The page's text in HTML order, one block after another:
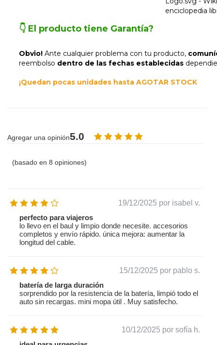
👇 El producto tiene Garantía?
Obvio! Ante cualquier problema con tu producto,
reembolso dentro de las fechas establecidas
¡Quedan pocas unidades hasta AGOTAR STOCK
Agregar una opinión5.0
(basado en 8 opiniones)
19/12/2025 por isabel v.
perfecto para viajeros
lo llevo en el baul y limpio donde necesite. accesorios
completos y envío rápido. única mejora: aumentar la
longitud del cable.
15/12/2025 por pablo s.
batería de larga duración
sorprendido por la resistencia de la batería, limpió todo el
auto sin recargas. mini mopa útil . Muy satisfecho.
10/12/2025 por sofía h.